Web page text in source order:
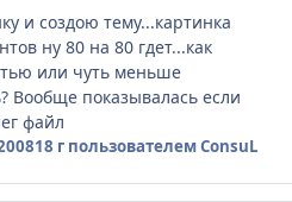
и создою тему...картинка
ну 80 на 80 гдет...как
или чуть меньше
Вообще показывалась если
файл
18 гпользователем ConsuL